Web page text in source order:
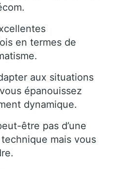
en termes de
aux situations
épanouissez
dynamique.
être pas d’une
mais vous